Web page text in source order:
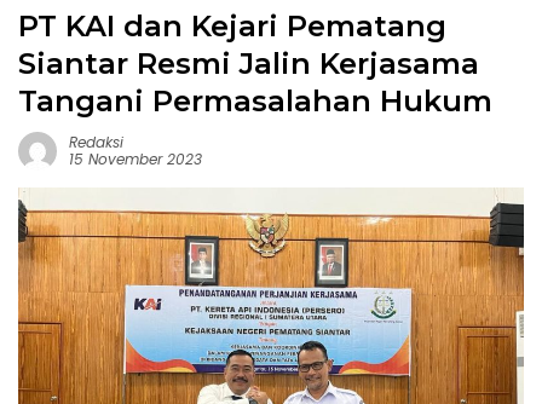
PT KAI dan Kejari Pematang
Siantar Resmi Jalin Kerjasama
Tangani Permasalahan Hukum
Redaksi
15 November 2023